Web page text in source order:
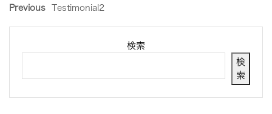
Previous Testimonial2
検索
検
索